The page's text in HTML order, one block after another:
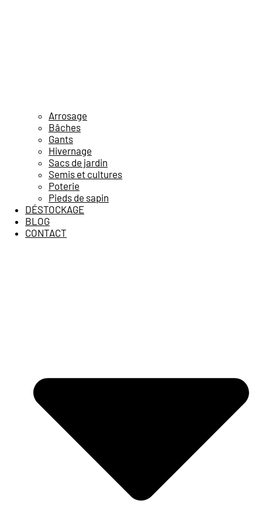
Arrosage
Bâches
Gants
Hivernage
Sacs de jardin
Semis et cultures
Poterie
Pieds de sapin
DÉSTOCKAGE
BLOG
CONTACT